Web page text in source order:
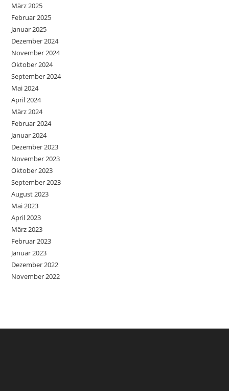
März 2025
Februar 2025
Januar 2025
Dezember 2024
November 2024
Oktober 2024
September 2024
Mai 2024
April 2024
März 2024
Februar 2024
Januar 2024
Dezember 2023
November 2023
Oktober 2023
September 2023
August 2023
Mai 2023
April 2023
März 2023
Februar 2023
Januar 2023
Dezember 2022
November 2022